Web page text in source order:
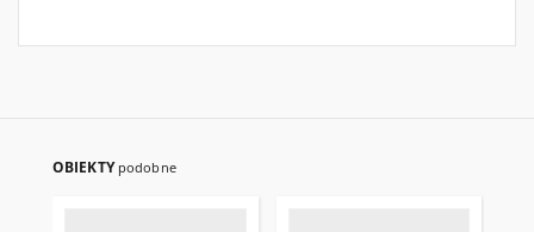
OBIEKTY podobne